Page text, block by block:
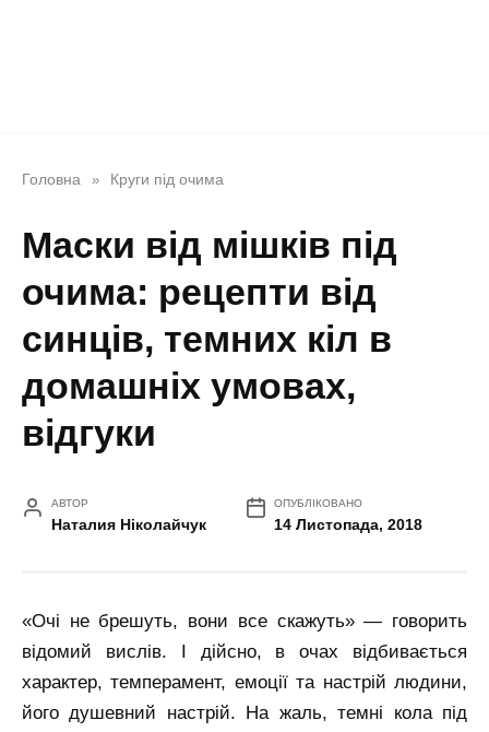
Головна » Круги під очима
Маски від мішків під
очима: рецепти від
синців, темних кіл в
домашніх умовах,
відгуки
АВТОР
Наталия Ніколайчук
ОПУБЛІКОВАНО
14 Листопада, 2018
«Очі не брешуть, вони все скажуть» — говорить
відомий вислів. І дійсно, в очах відбивається
характер, темперамент, емоції та настрій людини,
його душевний настрій. На жаль, темні кола під